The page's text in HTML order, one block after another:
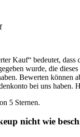
Kauf“ bedeutet, dass
wurde, die
Bewerten können
bei uns haben.
5 Sternen.
nicht wie